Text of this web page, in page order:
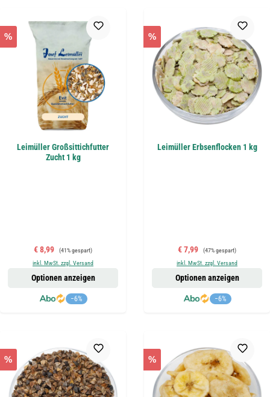
%
Leimüller Großsittichfutter
Zucht 1 kg
Verkaufspreis:
€ 8,99 Regulärer Preis:
(41% gespart)
inkl. MwSt. zzgl. Versand
−6%
Optionen anzeigen
%
Leimüller Erbsenflocken 1 kg
Verkaufspreis:
€ 7,99 Regulärer Preis:
(47% gespart)
inkl. MwSt. zzgl. Versand
−6%
Optionen anzeigen
% %